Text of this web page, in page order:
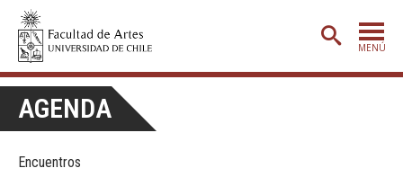
MENÚ
AGENDA
Encuentros